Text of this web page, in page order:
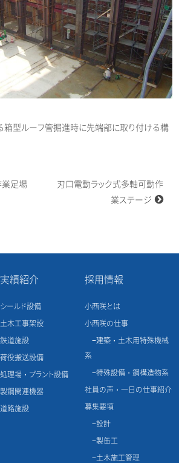
箱型ルーフ管掘進時に先端部に取り付ける構
足場
刃口電動ラック式多軸可動作
業ステージ
実績紹介
シールド設備
土木工事架設
鉄道施設
荷役搬送設備
処理場・プラント設備
製鋼関連機器
道路施設
採用情報
小西咲とは
小西咲の仕事
建築・土木用特殊機械
系
特殊設備・鋼構造物系
社員の声・一日の仕事紹介
募集要項
設計
製缶工
土木施工管理